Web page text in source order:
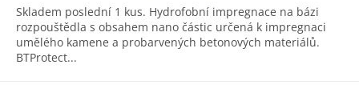
Skladem poslední 1 kus. Hydrofobní impregnace na bázi
rozpouštědla s obsahem nano částic určená k impregnaci
umělého kamene a probarvených betonových materiálů.
BTProtect...